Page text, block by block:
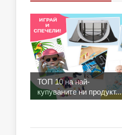
ТОП 10 на най-
купуваните ни продукт...